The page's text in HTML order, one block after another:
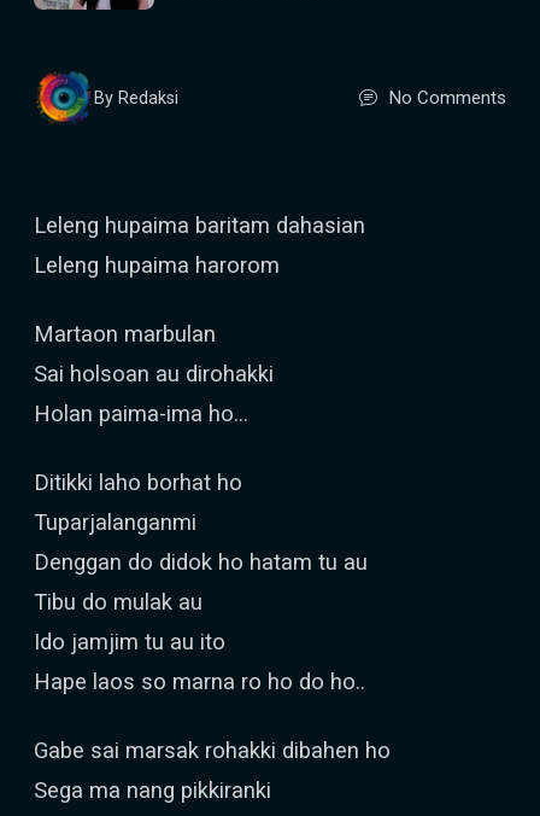
By Redaksi No Comments
Leleng hupaima baritam dahasian
Leleng hupaima harorom
Martaon marbulan
Sai holsoan au dirohakki
Holan paima-ima ho...
Ditikki laho borhat ho
Tuparjalanganmi
Denggan do didok ho hatam tu au
Tibu do mulak au
Ido jamjim tu au ito
Hape laos so marna ro ho do ho..
Gabe sai marsak rohakki dibahen ho
Sega ma nang pikkiranki